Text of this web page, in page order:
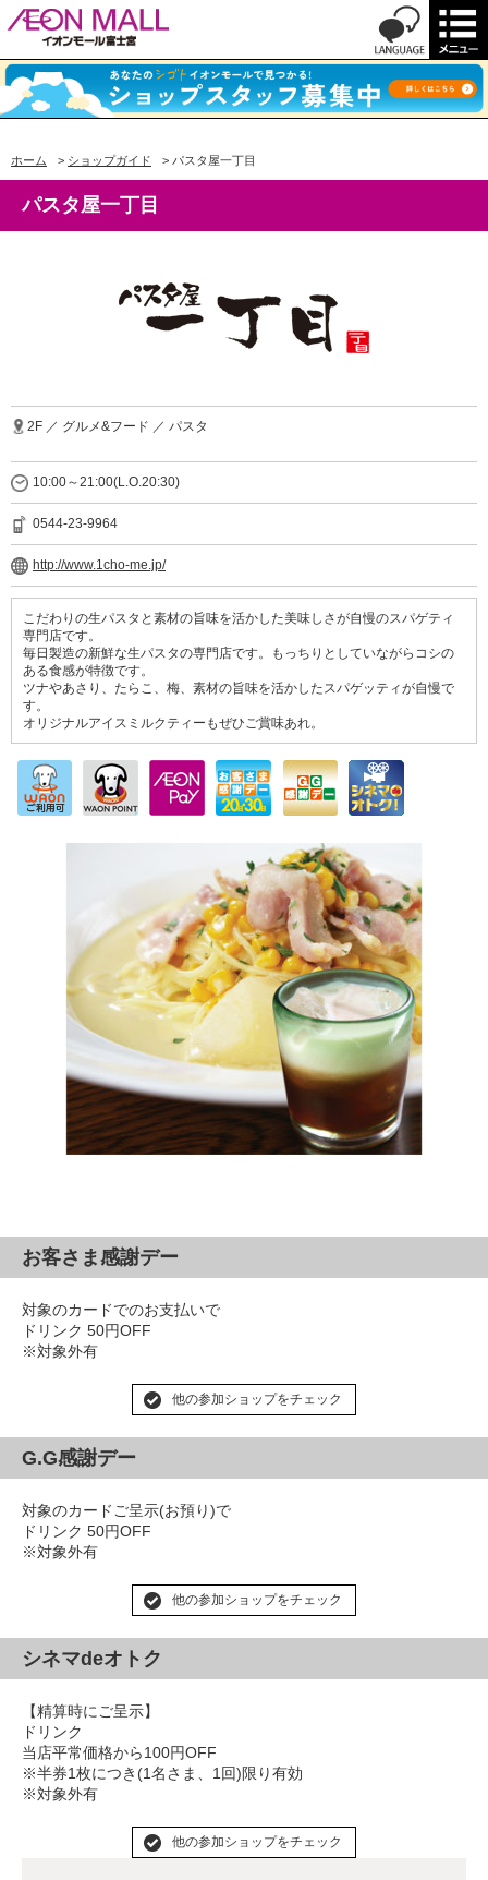
ホーム > ショップガイド > パスタ屋一丁目
パスタ屋一丁目
2F ／ グルメ&フード ／ パスタ
10:00～21:00(L.O.20:30)
0544-23-9964
http://www.1cho-me.jp/
こだわりの生パスタと素材の旨味を活かした美味しさが自慢のスパゲティ
専門店です。
毎日製造の新鮮な生パスタの専門店です。もっちりとしていながらコシの
ある食感が特徴です。
ツナやあさり、たらこ、梅、素材の旨味を活かしたスパゲッティが自慢で
す。
オリジナルアイスミルクティーもぜひご賞味あれ。
お客さま感謝デー
対象のカードでのお支払いで
ドリンク 50円OFF
※対象外有
他の参加ショップをチェック
G.G感謝デー
対象のカードご呈示(お預り)で
ドリンク 50円OFF
※対象外有
他の参加ショップをチェック
シネマdeオトク
【精算時にご呈示】
ドリンク
当店平常価格から100円OFF
※半券1枚につき(1名さま、1回)限り有効
※対象外有
他の参加ショップをチェック